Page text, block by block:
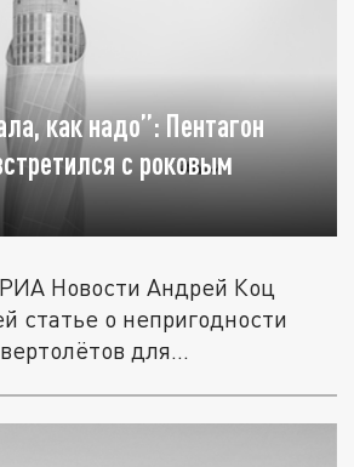
как надо”: Пентагон
с роковым
Новости Андрей Коц
статье о непригодности
для...